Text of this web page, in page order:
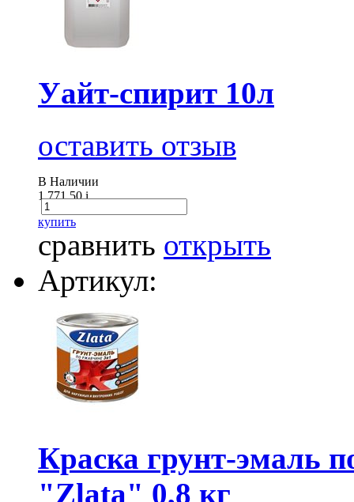
Уайт-спирит 10л
оставить отзыв
В Наличии
1 771.50i
купить
сравнить открыть
Артикул:
Краска грунт-
"Zlata" 0,8 кг